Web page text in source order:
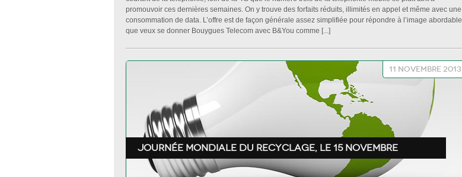
promouvoir ces dernières semaines. On y trouve des forfaits réduits, illimités en appel et même avec une
consommation de data. L’offre est de façon générale assez simplifiée pour répondre à l’image abordable
que veux se donner Bouygues Telecom avec B&You comme [...]
11 novembre 2013
Journée Mondiale du Recyclage, le 15 Novembre